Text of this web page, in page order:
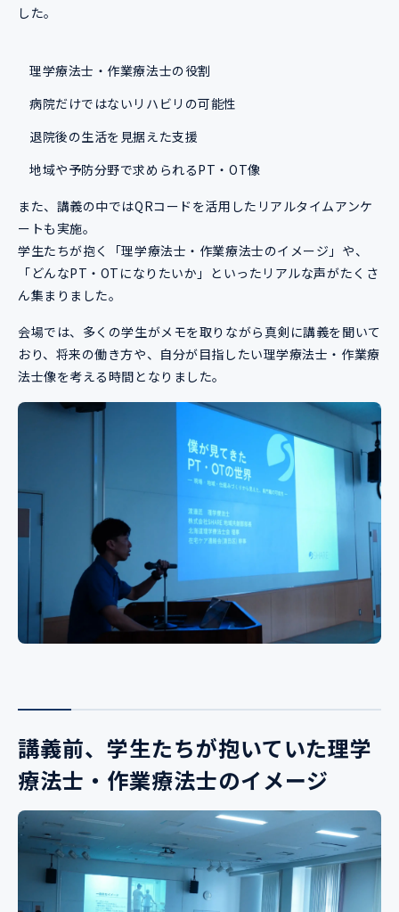
した。
理学療法士・作業療法士の役割
病院だけではないリハビリの可能性
退院後の生活を見据えた支援
地域や予防分野で求められるPT・OT像
また、講義の中ではQRコードを活用したリアルタイムアンケ
ートも実施。
学生たちが抱く「理学療法士・作業療法士のイメージ」や、
「どんなPT・OTになりたいか」といったリアルな声がたくさ
ん集まりました。
会場では、多くの学生がメモを取りながら真剣に講義を聞いて
おり、将来の働き方や、自分が目指したい理学療法士・作業療
法士像を考える時間となりました。
講義前、学生たちが抱いていた理学
療法士・作業療法士のイメージ